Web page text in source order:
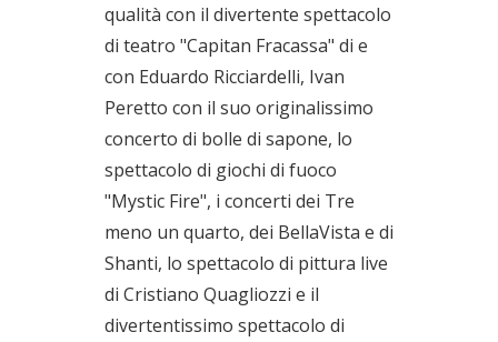
qualità con il divertente spettacolo
di teatro "Capitan Fracassa" di e
con Eduardo Ricciardelli, Ivan
Peretto con il suo originalissimo
concerto di bolle di sapone, lo
spettacolo di giochi di fuoco
"Mystic Fire", i concerti dei Tre
meno un quarto, dei BellaVista e di
Shanti, lo spettacolo di pittura live
di Cristiano Quagliozzi e il
divertentissimo spettacolo di